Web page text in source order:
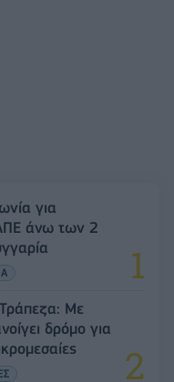
για
άνω των 2
Με
δρόμο για